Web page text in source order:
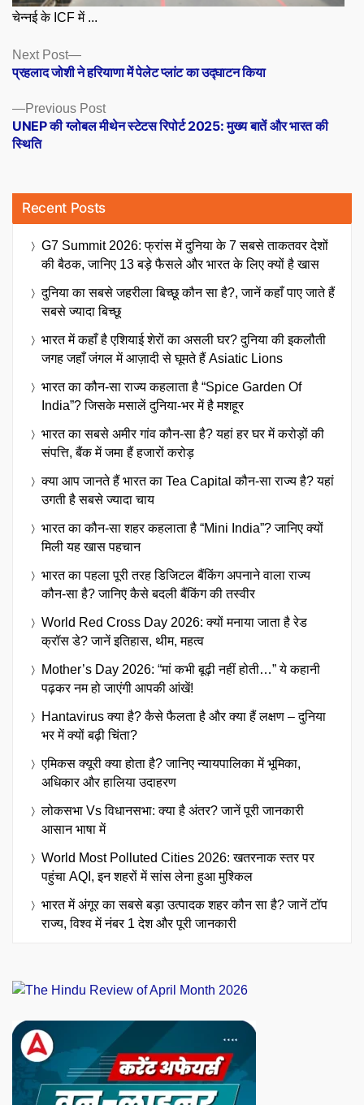
चेन्नई के ICF में ...
Posts
navigation
Previous PostPrevious
post:
UNEP की ग्लोबल मीथेन स्टेटस रिपोर्ट 2025: मुख्य बातें और भारत की
स्थिति
Next Post
Next
post:
प्रहलाद जोशी ने हरियाणा में पेलेट प्लांट का उद्घाटन किया
Recent Posts
G7 Summit 2026: फ्रांस में दुनिया के 7 सबसे ताकतवर देशों
की बैठक, जानिए 13 बड़े फैसले और भारत के लिए क्यों है खास
दुनिया का सबसे जहरीला बिच्छू कौन सा है?, जानें कहाँ पाए जाते हैं
सबसे ज्यादा बिच्छू
भारत में कहाँ है एशियाई शेरों का असली घर? दुनिया की इकलौती
जगह जहाँ जंगल में आज़ादी से घूमते हैं Asiatic Lions
भारत का कौन-सा राज्य कहलाता है “Spice Garden Of
India”? जिसके मसालें दुनिया-भर में है मशहूर
भारत का सबसे अमीर गांव कौन-सा है? यहां हर घर में करोड़ों की
संपत्ति, बैंक में जमा हैं हजारों करोड़
क्या आप जानते हैं भारत का Tea Capital कौन-सा राज्य है? यहां
उगती है सबसे ज्यादा चाय
भारत का कौन-सा शहर कहलाता है “Mini India”? जानिए क्यों
मिली यह खास पहचान
भारत का पहला पूरी तरह डिजिटल बैंकिंग अपनाने वाला राज्य
कौन-सा है? जानिए कैसे बदली बैंकिंग की तस्वीर
World Red Cross Day 2026: क्यों मनाया जाता है रेड
क्रॉस डे? जानें इतिहास, थीम, महत्व
Mother’s Day 2026: “मां कभी बूढ़ी नहीं होती…” ये कहानी
पढ़कर नम हो जाएंगी आपकी आंखें!
Hantavirus क्या है? कैसे फैलता है और क्या हैं लक्षण – दुनिया
भर में क्यों बढ़ी चिंता?
एमिकस क्यूरी क्या होता है? जानिए न्यायपालिका में भूमिका,
अधिकार और हालिया उदाहरण
लोकसभा Vs विधानसभा: क्या है अंतर? जानें पूरी जानकारी
आसान भाषा में
World Most Polluted Cities 2026: खतरनाक स्तर पर
पहुंचा AQI, इन शहरों में सांस लेना हुआ मुश्किल
भारत में अंगूर का सबसे बड़ा उत्पादक शहर कौन सा है? जानें टॉप
राज्य, विश्व में नंबर 1 देश और पूरी जानकारी